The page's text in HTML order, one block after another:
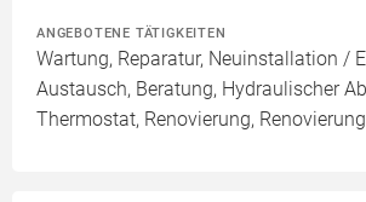
ANGEBOTENE TÄTIGKEITEN
Wartung, Reparatur, Neuinstallation /
Austausch, Beratung, Hydraulischer
Thermostat, Renovierung,